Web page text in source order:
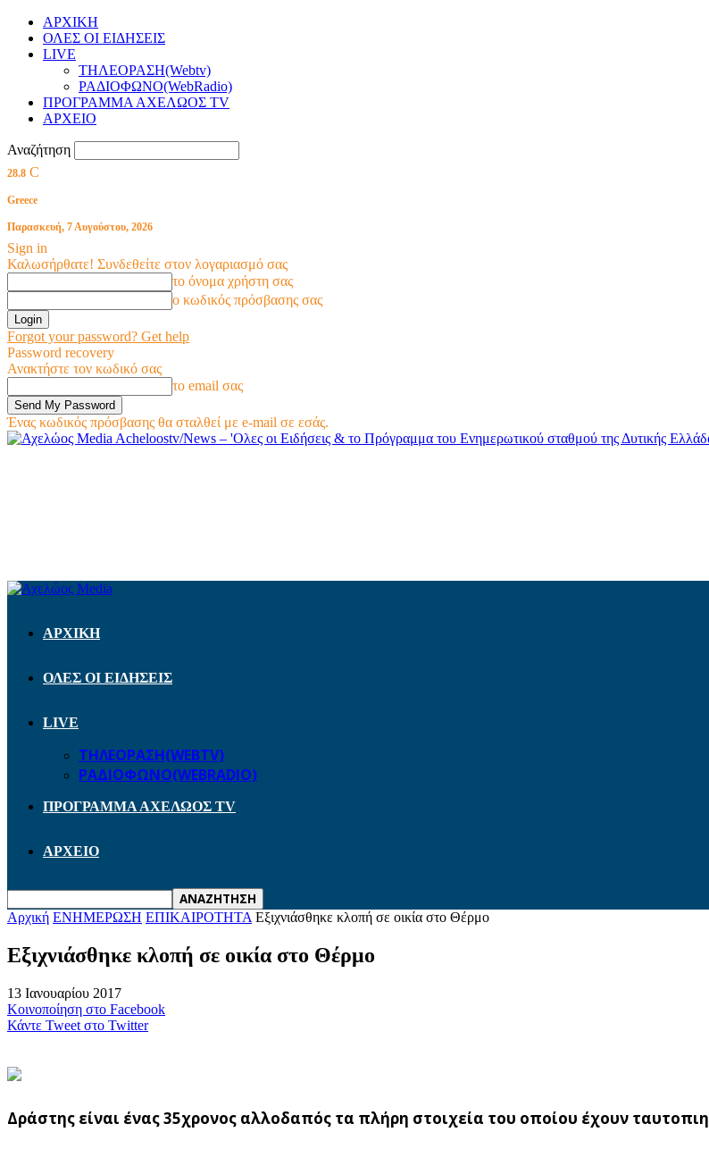
ΑΡΧΙΚΗ
ΟΛΕΣ ΟΙ ΕΙΔΗΣΕΙΣ
LIVE
ΤΗΛΕΟΡΑΣΗ(Webtv)
ΡΑΔΙΟΦΩΝΟ(WebRadio)
ΠΡΟΓΡΑΜΜΑ ΑΧΕΛΩΟΣ TV
ΑΡΧΕΙΟ
Αναζήτηση
28.8 C
Greece
Παρασκευή, 7 Αυγούστου, 2026
Sign in
Καλωσήρθατε! Συνδεθείτε στον λογαριασμό σας
το όνομα χρήστη σας
ο κωδικός πρόσβασης σας
Forgot your password? Get help
Password recovery
Ανακτήστε τον κωδικό σας
το email σας
Ένας κωδικός πρόσβασης θα σταλθεί με e-mail σε εσάς.
Acheloostv/News – 'Ολες οι Ειδήσεις & το Πρόγραμμα του Ενημερωτικού σταθμού της Δυτικής
ΑΡΧΙΚΗ
ΟΛΕΣ ΟΙ ΕΙΔΗΣΕΙΣ
LIVE
ΤΗΛΕΟΡΑΣΗ(WEBTV)
ΡΑΔΙΟΦΩΝΟ(WEBRADIO)
ΠΡΟΓΡΑΜΜΑ ΑΧΕΛΩΟΣ TV
ΑΡΧΕΙΟ
Αρχική ΕΝΗΜΕΡΩΣΗ ΕΠΙΚΑΙΡΟΤΗΤΑ Εξιχνιάσθηκε κλοπή σε οικία στο Θέρμο
Εξιχνιάσθηκε κλοπή σε οικία στο Θέρμο
13 Ιανουαρίου 2017
Κοινοποίηση στο Facebook
Κάντε Tweet στο Twitter
Δράστης είναι ένας 35χρονος αλλοδαπός τα πλήρη στοιχεία του οποίου έχουν